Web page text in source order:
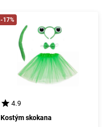
-17%
4.9
Kostým skokana